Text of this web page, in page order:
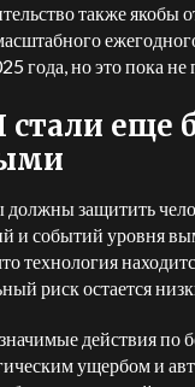
также якобы
года, но это пока
стали еще
защитить
и событий уровня
технология
риск остается
действия по
ущербом и